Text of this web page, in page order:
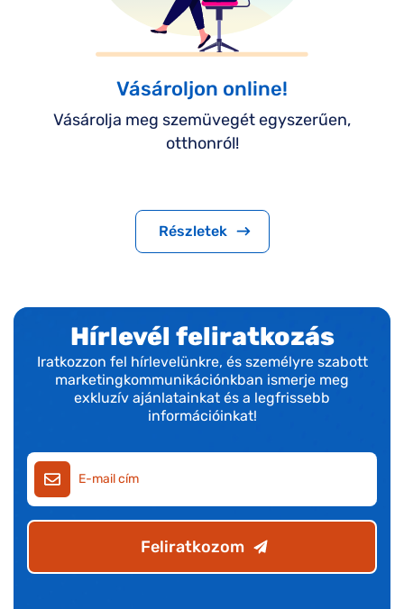
Vásároljon online!
Vásárolja meg szemüvegét egyszerűen,
otthonról!
Részletek
Hírlevél feliratkozás
Iratkozzon fel hírlevelünkre, és személyre szabott
marketingkommunikációnkban ismerje meg
exkluzív ajánlatainkat és a legfrissebb
információinkat!
Feliratkozom